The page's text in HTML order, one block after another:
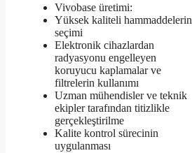
Vivobase üretimi:
Yüksek kaliteli hammaddelerin
seçimi
Elektronik cihazlardan
radyasyonu engelleyen
koruyucu kaplamalar ve
filtrelerin kullanımı
Uzman mühendisler ve teknik
ekipler tarafından titizlikle
gerçekleştirilme
Kalite kontrol sürecinin
uygulanması